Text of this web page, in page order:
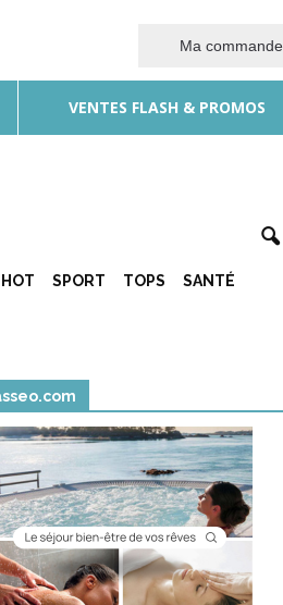
Ma commande
VENTES FLASH & PROMOS
SPORT TOPS SANTÉ